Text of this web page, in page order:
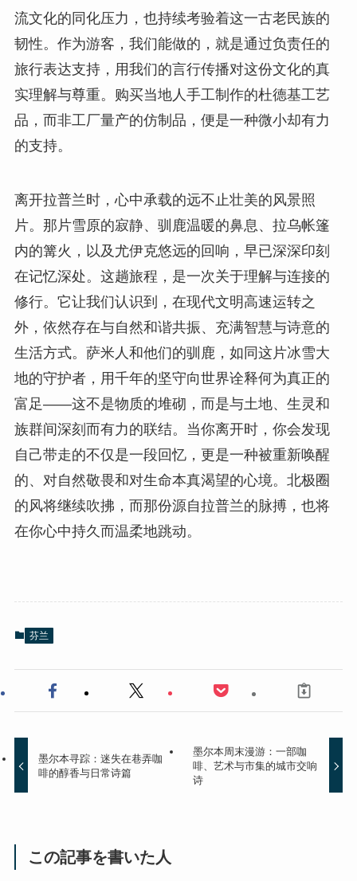
流文化的同化压力，也持续考验着这一古老民族的
韧性。作为游客，我们能做的，就是通过负责任的
旅行表达支持，用我们的言行传播对这份文化的真
实理解与尊重。购买当地人手工制作的杜德基工艺
品，而非工厂量产的仿制品，便是一种微小却有力
的支持。
离开拉普兰时，心中承载的远不止壮美的风景照
片。那片雪原的寂静、驯鹿温暖的鼻息、拉乌帐篷
内的篝火，以及尤伊克悠远的回响，早已深深印刻
在记忆深处。这趟旅程，是一次关于理解与连接的
修行。它让我们认识到，在现代文明高速运转之
外，依然存在与自然和谐共振、充满智慧与诗意的
生活方式。萨米人和他们的驯鹿，如同这片冰雪大
地的守护者，用千年的坚守向世界诠释何为真正的
富足——这不是物质的堆砌，而是与土地、生灵和
族群间深刻而有力的联结。当你离开时，你会发现
自己带走的不仅是一段回忆，更是一种被重新唤醒
的、对自然敬畏和对生命本真渴望的心境。北极圈
的风将继续吹拂，而那份源自拉普兰的脉搏，也将
在你心中持久而温柔地跳动。
芬兰
墨尔本寻踪：迷失在巷弄咖
啡的醇香与日常诗篇
墨尔本周末漫游：一部咖
啡、艺术与市集的城市交响
诗
この記事を書いた人